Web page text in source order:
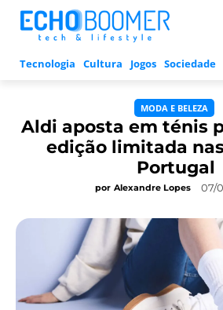
Tecnologia Cultura Jogos Sociedade
MODA E BELEZA
Aldi aposta em ténis
edição limitada
Portugal
por Alexandre Lopes 07/